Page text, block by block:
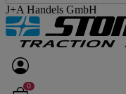
J+A Handels GmbH
0